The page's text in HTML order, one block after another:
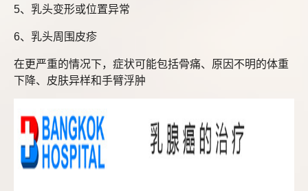
5、乳头变形或位置异常
6、乳头周围皮疹
在更严重的情况下，症状可能包括骨痛、原因不明的体重
下降、皮肤异样和手臂浮肿